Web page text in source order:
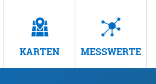
KARTEN MESSWERTE